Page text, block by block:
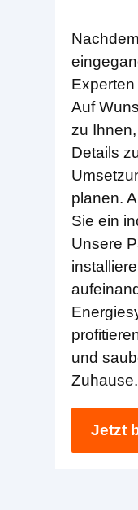
Auf
zu
Details
planen.
Sie ein
Unsere
und
Zuhause.
Jetzt